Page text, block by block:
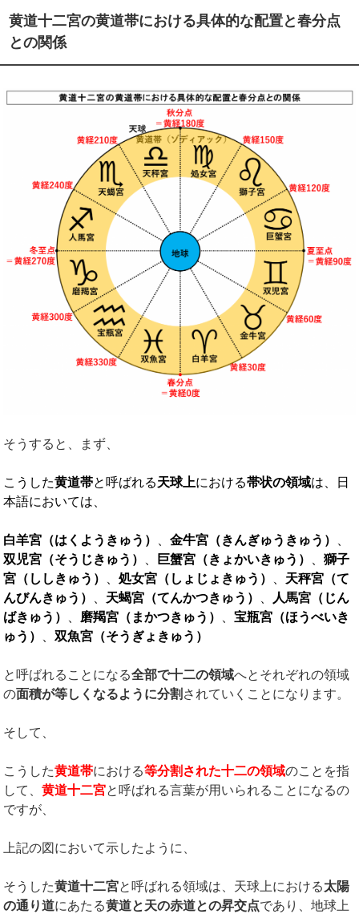
黄道十二宮の黄道帯における具体的な配置と春分点
との関係
そうすると、まず、
こうした黄道帯と呼ばれる天球上における帯状の領域は、日
本語においては、
白羊宮（はくようきゅう） 、金牛宮（きんぎゅうきゅう）
双児宮（そうじきゅう）
巨蟹宮（きょかいきゅう） 、獅子
宮（ししきゅう）
、処女宮（しょじょきゅう）
天秤宮（て
んびんきゅう）
天蝎宮（てんかつきゅう）
人馬宮（じん
ばきゅう）
磨羯宮（まかつきゅう） 、宝瓶宮（ほうべいき
ゅう）
、双魚宮（そうぎょきゅう）
と呼ばれることになる全部で十二の領域へとそれぞれの領域
の面積が等しくなるように分割 されていくことになります。
そして、
こうした黄道帯における等分割された十二の領域のことを指
して、黄道十二宮と呼ばれる言葉が用いられることになるの
ですが、
上記の図において示したように、
そうした黄道十二宮と呼ばれる領域は、天球上における太陽
の通り道にあたる黄道と天の赤道との昇交点であり、地球上